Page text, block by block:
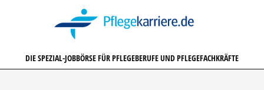
DIE SPEZIAL-JOBBÖRSE FÜR PFLEGEBERUFE UND PFLEGEFACHKRÄFTE